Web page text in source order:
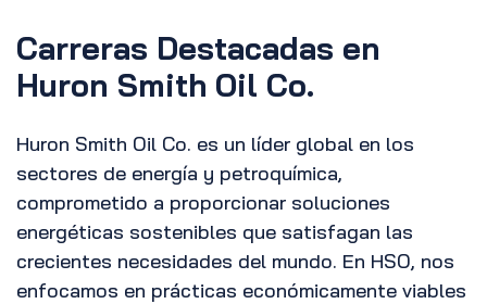
Carreras Destacadas en
Huron Smith Oil Co.
Huron Smith Oil Co. es un líder global en los
sectores de energía y petroquímica,
comprometido a proporcionar soluciones
energéticas sostenibles que satisfagan las
crecientes necesidades del mundo. En HSO, nos
enfocamos en prácticas económicamente viables